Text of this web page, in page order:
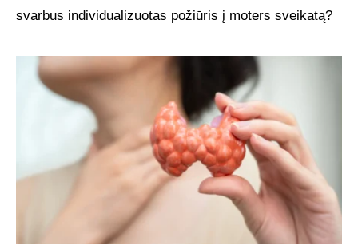
svarbus individualizuotas požiūris į moters sveikatą?